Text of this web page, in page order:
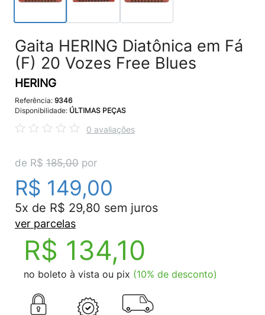
Gaita HERING Diatônica em Fá
(F) 20 Vozes Free Blues
HERING
Referência: 9346
Disponibilidade: ÚLTIMAS PEÇAS
0 avaliações
de R$ 185,00 por
R$ 149,00
5x de R$ 29,80 sem juros
ver parcelas
R$ 134,10
no boleto à vista ou pix (10% de desconto)